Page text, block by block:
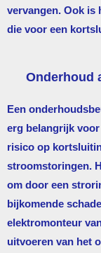
vervangen. Ook is
die voor een
Onderhoud
Een
erg belangrijk
risico op
stroomstoringen.
om door een
bijkomende
elektromonteur
uitvoeren van het